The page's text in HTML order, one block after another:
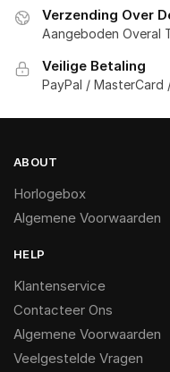
Verzending Over
Aangeboden Overal
Veilige Betaling
PayPal / MasterCard
ABOUT
Horlogebox
Algemene Voorwaarden
HELP
Klantenservice
Contacteer Ons
Algemene Voorwaarden
Veelgestelde Vragen